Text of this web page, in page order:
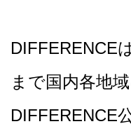
DIFFERENCE
まで国内各地
DIFFERENCE